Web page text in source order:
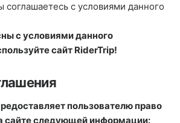
соглашаетесь с условиями данного
с условиями данного
сайт RiderTrip!
пользователю право
сайте следующей информации: